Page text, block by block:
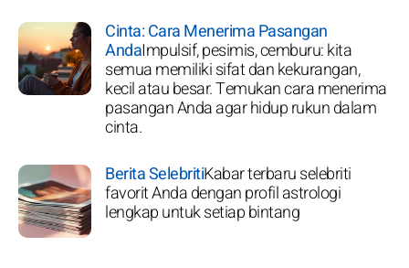
Cinta: Cara Menerima Pasangan
AndaImpulsif, pesimis, cemburu: kita
semua memiliki sifat dan kekurangan,
kecil atau besar. Temukan cara menerima
pasangan Anda agar hidup rukun dalam
cinta.
Berita SelebritiKabar terbaru selebriti
favorit Anda dengan profil astrologi
lengkap untuk setiap bintang